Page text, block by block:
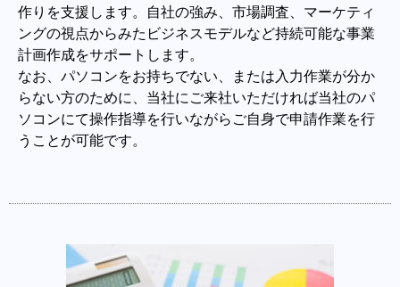
作りを支援します。自社の強み、市場調査、マーケティ
ングの視点からみたビジネスモデルなど持続可能な事業
計画作成をサポートします。
なお、パソコンをお持ちでない、または入力作業が分か
らない方のために、当社にご来社いただければ当社のパ
ソコンにて操作指導を行いながらご自身で申請作業を行
うことが可能です。